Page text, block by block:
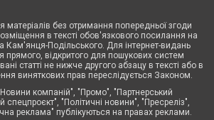
матеріалів без отримання попередньої згоди
в тексті обов'язкового посилання на
Кам'янця-Подільського. Для інтернет-видань
прямого, відкритого для пошукових систем
статті не нижче другого абзацу в тексті або в
виняткових прав переслідується Законом.
компаній", "Промо", "Партнерський
спецпроєкт", "Політичні новини", "Пресреліз",
реклама" публікуються на правах реклами.